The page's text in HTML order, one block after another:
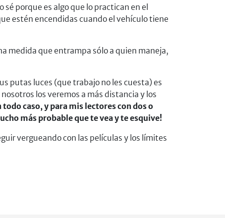
sé porque es algo que lo practican en el
estén encendidas cuando el vehículo tiene
medida que entrampa sólo a quien maneja,
putas luces (que trabajo no les cuesta) es
los veremos a más distancia y los
todo caso, y para mis lectores con dos o
más probable que te vea y te esquive!
vergueando con las películas y los límites